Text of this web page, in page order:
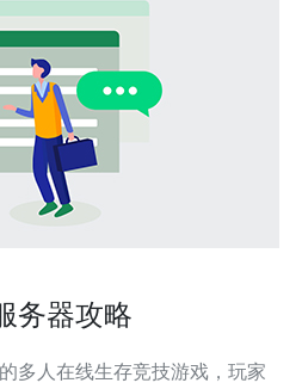
务器攻略
多人在线生存竞技游戏，玩家